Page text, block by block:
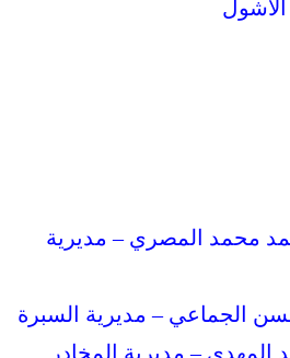
محمد المصري – مديرية